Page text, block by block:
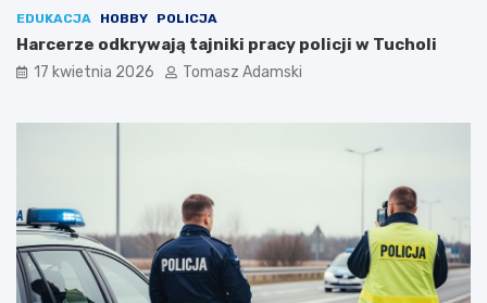
EDUKACJA HOBBY POLICJA
Harcerze odkrywają tajniki pracy policji w Tucholi
17 kwietnia 2026 Tomasz Adamski